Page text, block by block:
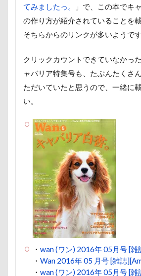
てみましたっ。
」で、この本でキ
の作り方が紹介されていることを
そちらからのリンクが多いようです
クリックカウントできていなかっ
ャバリア特集号も、たぶんたくさ
ただいていたと思うので、一緒に
い。
・ wan (ワン) 2016年 05月号 [雑
・ Wan 2016年 05 月号 [雑誌
・ wan (ワン) 2016年 05月号 [
観覧車
親戚探し
親ばか
視線の先
遊園地
那須ゴンドラ
那
那須とりっくあーとぴあ
那覇市
道満ドッグラン
道満ドッグプ
運転席
追いかけっこ
迷子札
農家のオバチャン
軽井沢町 南軽
軽井沢旅行
車 砂浜
日向ぼっこ
時計
星野エリア
昇降テーブル
旧軽井沢森ノ美術館
日高市
日光浴
曼珠沙華 旅館
新春ハッピースクラッチキャンペーン
文楽 東蔵
文太くん 散歩